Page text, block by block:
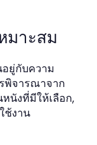
มาะสม
ยู่กับความ
พิจารณาจาก
นังที่มีให้เลือก,
ช้งาน